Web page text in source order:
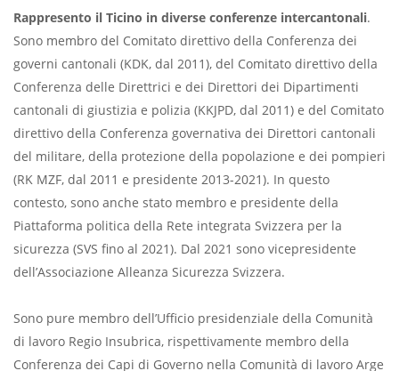
Rappresento il Ticino in diverse conferenze intercantonali.
Sono membro del Comitato direttivo della Conferenza dei
governi cantonali (KDK, dal 2011), del Comitato direttivo della
Conferenza delle Direttrici e dei Direttori dei Dipartimenti
cantonali di giustizia e polizia (KKJPD, dal 2011) e del Comitato
direttivo della Conferenza governativa dei Direttori cantonali
del militare, della protezione della popolazione e dei pompieri
(RK MZF, dal 2011 e presidente 2013-2021). In questo
contesto, sono anche stato membro e presidente della
Piattaforma politica della Rete integrata Svizzera per la
sicurezza (SVS fino al 2021). Dal 2021 sono vicepresidente
dell’Associazione Alleanza Sicurezza Svizzera.
Sono pure membro dell’Ufficio presidenziale della Comunità
di lavoro Regio Insubrica, rispettivamente membro della
Conferenza dei Capi di Governo nella Comunità di lavoro Arge